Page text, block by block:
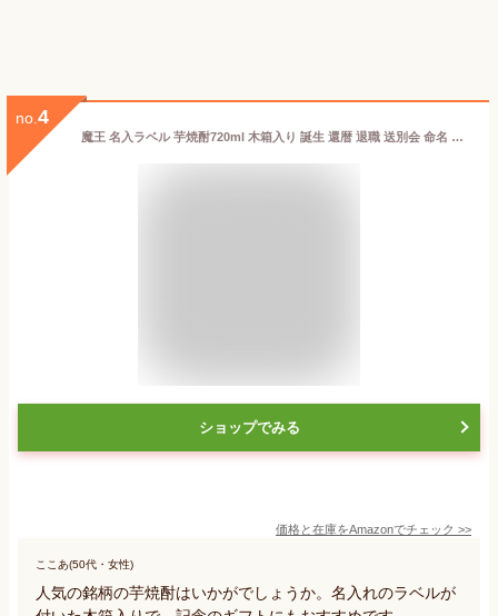
no. 4
魔王 名入ラベル 芋焼酎720ml 木箱入り 誕生 還暦 退職 送別会 命名 記念
ショップでみる
価格と在庫をAmazonでチェック >>
ここあ(50代・女性)
人気の銘柄の芋焼酎はいかがでしょうか。名入れのラベルが